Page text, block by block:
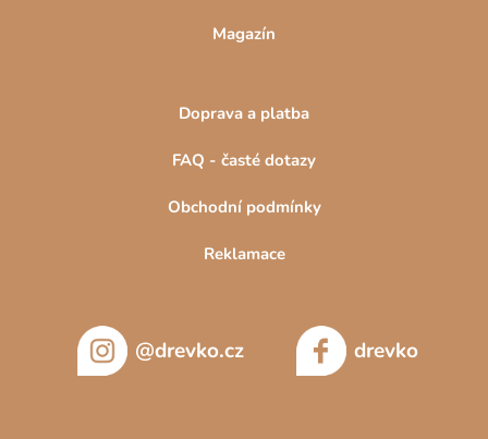
Magazín
Doprava a platba
FAQ - časté dotazy
Obchodní podmínky
Reklamace
@drevko.cz drevko